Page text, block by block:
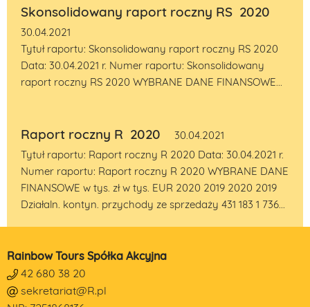
Skonsolidowany raport roczny RS 2020
30.04.2021
Tytuł raportu: Skonsolidowany raport roczny RS 2020
Data: 30.04.2021 r. Numer raportu: Skonsolidowany
raport roczny RS 2020 WYBRANE DANE FINANSOWE...
Raport roczny R 2020
30.04.2021
Tytuł raportu: Raport roczny R 2020 Data: 30.04.2021 r.
Numer raportu: Raport roczny R 2020 WYBRANE DANE
FINANSOWE w tys. zł w tys. EUR 2020 2019 2020 2019
Działaln. kontyn. przychody ze sprzedaży 431 183 1 736...
Rainbow Tours Spółka Akcyjna
42 680 38 20
sekretariat@R.pl